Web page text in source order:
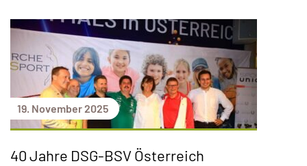
19. November 2025
40 Jahre DSG-BSV Österreich